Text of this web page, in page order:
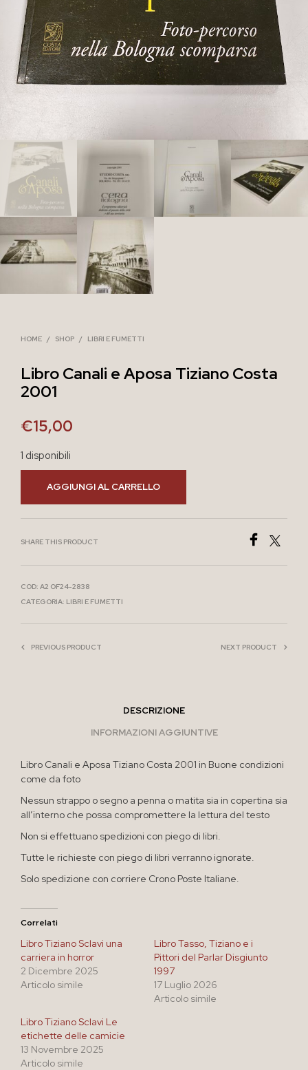
HOME / SHOP / LIBRI E FUMETTI
Libro Canali e Aposa Tiziano Costa
2001
€15,00
1 disponibili
AGGIUNGI AL CARRELLO
SHARE THIS PRODUCT
COD: A2 OF24-2838
CATEGORIA: LIBRI E FUMETTI
PREVIOUS PRODUCT NEXT PRODUCT
DESCRIZIONE
INFORMAZIONI AGGIUNTIVE
Libro Canali e Aposa Tiziano Costa 2001 in Buone condizioni
come da foto
Nessun strappo o segno a penna o matita sia in copertina sia
all’interno che possa compromettere la lettura del testo
Non si effettuano spedizioni con piego di libri.
Tutte le richieste con piego di libri verranno ignorate.
Solo spedizione con corriere Crono Poste Italiane.
Correlati
Libro Tiziano Sclavi una
carriera in horror
2 Dicembre 2025
Articolo simile
Libro Tasso, Tiziano e i
Pittori del Parlar Disgiunto
1997
17 Luglio 2026
Articolo simile
Libro Tiziano Sclavi Le
etichette delle camicie
13 Novembre 2025
Articolo simile